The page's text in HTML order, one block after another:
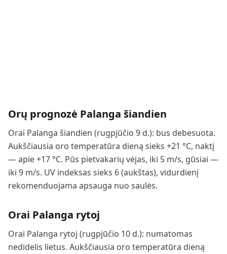
Orų prognozė Palanga šiandien
Orai Palanga šiandien (rugpjūčio 9 d.): bus debesuota.
Aukščiausia oro temperatūra dieną sieks +21 °C, naktį
— apie +17 °C. Pūs pietvakarių vėjas, iki 5 m/s, gūsiai —
iki 9 m/s. UV indeksas sieks 6 (aukštas), vidurdienį
rekomenduojama apsauga nuo saulės.
Orai Palanga rytoj
Orai Palanga rytoj (rugpjūčio 10 d.): numatomas
nedidelis lietus. Aukščiausia oro temperatūra dieną